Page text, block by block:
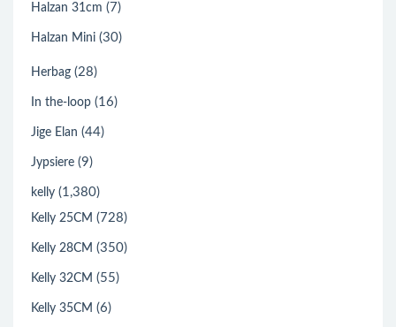
Halzan 31cm (7)
Halzan Mini (30)
Herbag (28)
In the-loop (16)
Jige Elan (44)
Jypsiere (9)
kelly (1,380)
Kelly 25CM (728)
Kelly 28CM (350)
Kelly 32CM (55)
Kelly 35CM (6)